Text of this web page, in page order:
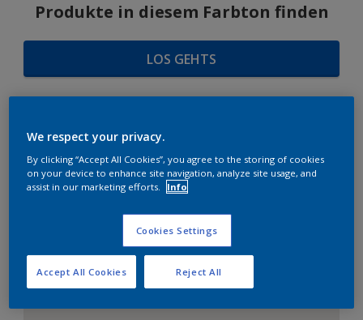
Produkte in diesem Farbton finden
LOS GEHTS
FARBAUSWAHL
Das perfekte Weiß
We respect your privacy.
By clicking “Accept All Cookies”, you agree to the storing of cookies
on your device to enhance site navigation, analyze site usage, and
assist in our marketing efforts.
Info
Cookies Settings
Reject All
Accept All Cookies